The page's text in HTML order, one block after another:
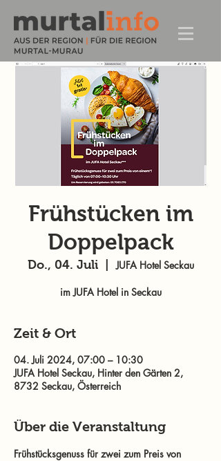
Frühstücken im
Doppelpack
Do., 04. Juli
  |
JUFA Hotel Seckau
im JUFA Hotel in Seckau
Zeit & Ort
04. Juli 2024, 07:00 – 10:30
JUFA Hotel Seckau, Hinter den Gärten 2,
8732 Seckau, Österreich
Über die Veranstaltung
Frühstücksgenuss für zwei zum Preis von